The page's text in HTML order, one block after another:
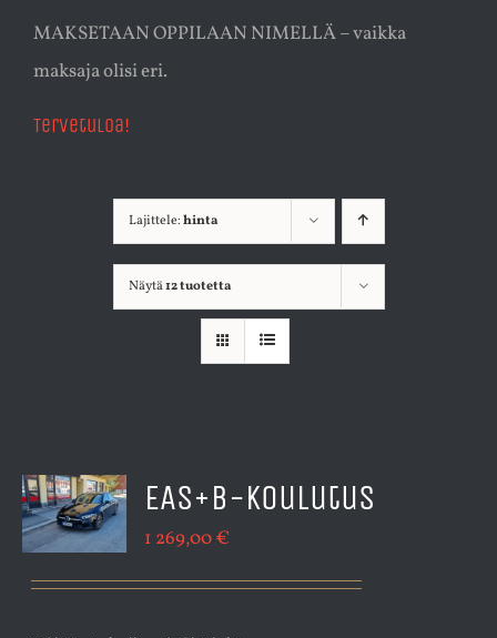
MAKSETAAN OPPILAAN NIMELLÄ – vaikka
maksaja olisi eri.
Tervetuloa!
Lajittele:hinta
Näytä12 tuotetta
EAS+B-koulutus
1 269,00€